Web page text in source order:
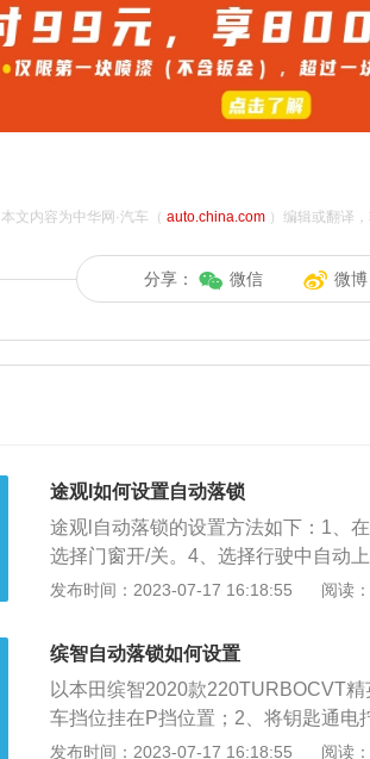
本文内容为中华网·汽车（ auto.china.com）编辑或翻译，
分享： 微信 微博
途观l如何设置自动落锁
途观l自动落锁的设置方法如下：1、
选择门窗开/关。4、选择行驶中自动
功能被激活，当车速达到每小时15公
途观l是上汽大众旗下的中型suv。以
款车采用前置前驱的驱动方式，其搭
最高车速达到每小时200km/h，最大
机匹配的是7挡湿式双离合变速箱，
发布时间：2023-07-17 16:18:55 阅读
缤智自动落锁如何设置
以本田缤智2020款220TURBOCVT
车挡位挂在P挡位置；2、将钥匙通电
6秒锁车键；仪表盘内的危险指示灯
发布时间：2023-07-17 16:18:55 阅读